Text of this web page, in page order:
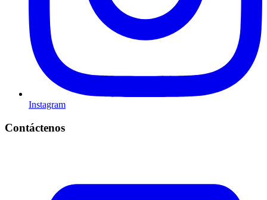
Instagram
Contáctenos